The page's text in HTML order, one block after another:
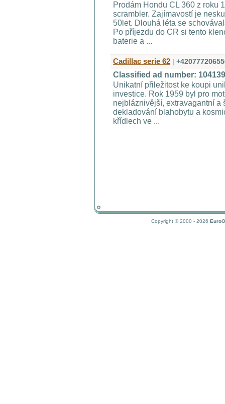
Prodám Hondu CL 360 z roku
scrambler. Zajímavostí je
50let. Dlouhá léta se
Po příjezdu do CR si tento
baterie a ...
Cadillac serie 62 |
Classified ad number:
Unikatní přiležitost ke koupi
investice. Rok 1959 byl pro
nejbláznivější, extravagantní a
dekladování blahobytu a
křídlech ve ...
Copyright © 2000 - 2026